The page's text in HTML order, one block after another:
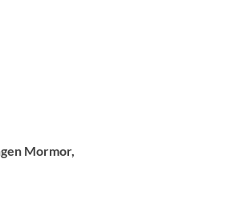
Mormor,